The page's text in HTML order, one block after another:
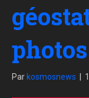
Par kosmosnews